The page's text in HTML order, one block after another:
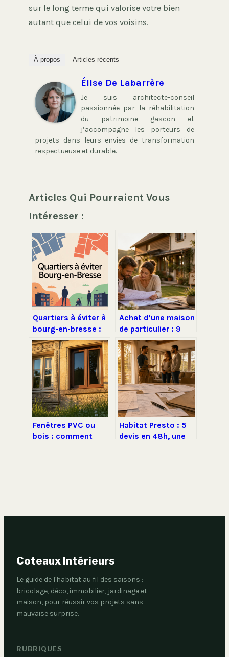
sur le long terme qui valorise votre bien
autant que celui de vos voisins.
À propos Articles récents
Élise De Labarrère
Je suis architecte-conseil
passionnée par la réhabilitation
du patrimoine gascon et
j’accompagne les porteurs de
projets dans leurs envies de transformation
respectueuse et durable.
Articles Qui Pourraient Vous
Intéresser :
Quartiers à éviter à
bourg-en-bresse :
ce qu’il faut
vraiment savoir
Achat d’une maison
de particulier : 9
diagnostics,
expertise
indépendante et
garanties pour
éviter les pièges
Fenêtres PVC ou
bois : comment
Habitat Presto : 5
devis en 48h, une
Coteaux Intérieurs
Le guide de l'habitat au fil des saisons :
bricolage, déco, immobilier, jardinage et
maison, pour réussir vos projets sans
mauvaise surprise.
RUBRIQUES